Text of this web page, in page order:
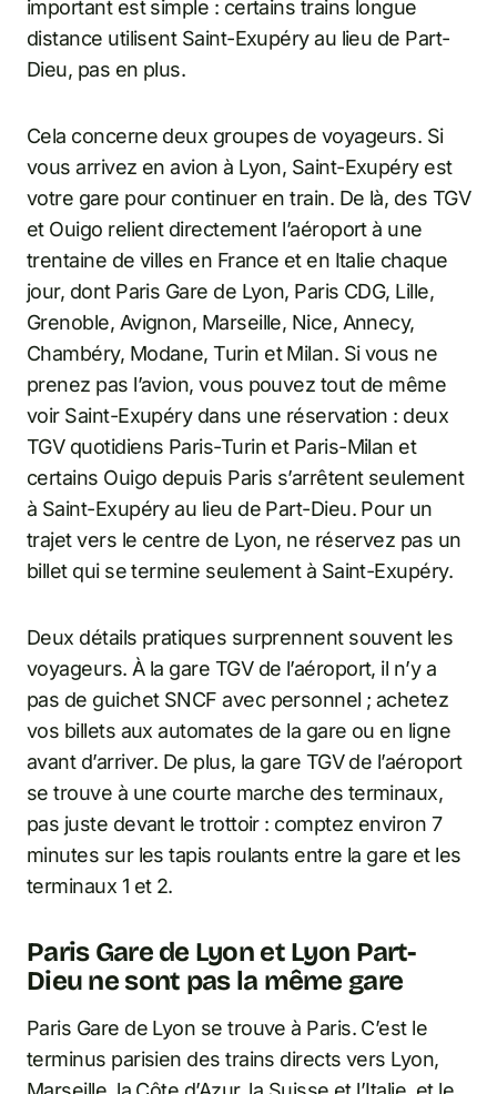
important est simple : certains trains longue
distance utilisent Saint-Exupéry au lieu de Part-
Dieu, pas en plus.
Cela concerne deux groupes de voyageurs. Si
vous arrivez en avion à Lyon, Saint-Exupéry est
votre gare pour continuer en train. De là, des TGV
et Ouigo relient directement l’aéroport à une
trentaine de villes en France et en Italie chaque
jour, dont Paris Gare de Lyon, Paris CDG, Lille,
Grenoble, Avignon, Marseille, Nice, Annecy,
Chambéry, Modane, Turin et Milan. Si vous ne
prenez pas l’avion, vous pouvez tout de même
voir Saint-Exupéry dans une réservation : deux
TGV quotidiens Paris-Turin et Paris-Milan et
certains Ouigo depuis Paris s’arrêtent seulement
à Saint-Exupéry au lieu de Part-Dieu. Pour un
trajet vers le centre de Lyon, ne réservez pas un
billet qui se termine seulement à Saint-Exupéry.
Deux détails pratiques surprennent souvent les
voyageurs. À la gare TGV de l’aéroport, il n’y a
pas de guichet SNCF avec personnel ; achetez
vos billets aux automates de la gare ou en ligne
avant d’arriver. De plus, la gare TGV de l’aéroport
se trouve à une courte marche des terminaux,
pas juste devant le trottoir : comptez environ 7
minutes sur les tapis roulants entre la gare et les
terminaux 1 et 2.
Paris Gare de Lyon et Lyon Part-
Dieu ne sont pas la même gare
Paris Gare de Lyon se trouve à Paris. C’est le
terminus parisien des trains directs vers Lyon,